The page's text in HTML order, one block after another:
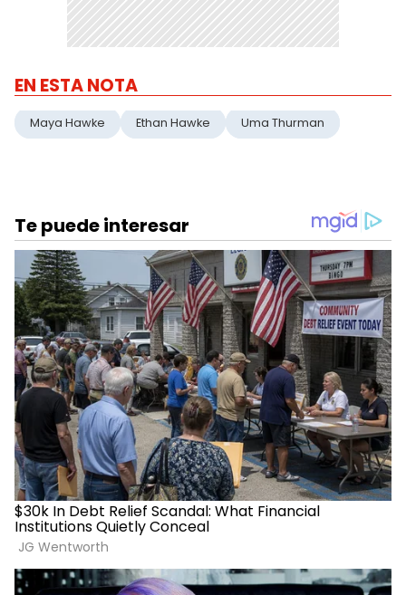
EN ESTA NOTA
Maya Hawke Ethan Hawke Uma Thurman